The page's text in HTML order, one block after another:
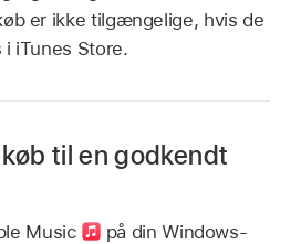
er ikke tilgængelige, hvis de
iTunes Store.
til en godkendt
Music
på din Windows-